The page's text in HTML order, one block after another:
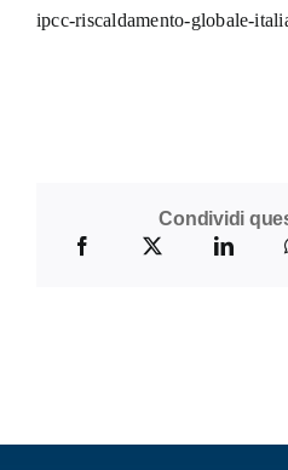
ipcc-riscaldamento-globale-
Condividi